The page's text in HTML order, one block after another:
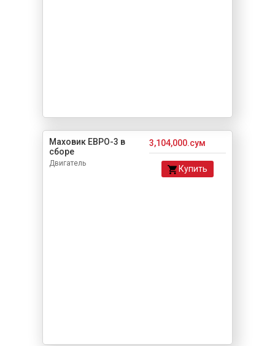
Маховик ЕВРО-3 в
сборе
Двигатель
3,104,000.сум
Купить